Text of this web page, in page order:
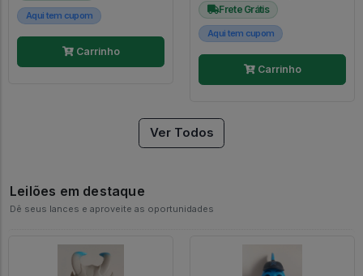
Aqui tem cupom
Carrinho
Frete Grátis
Aqui tem cupom
Carrinho
Ver Todos
Leilões em destaque
Dê seus lances e aproveite as oportunidades